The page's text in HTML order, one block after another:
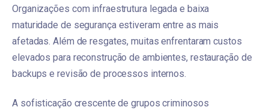
Organizações com infraestrutura legada e baixa
maturidade de segurança estiveram entre as mais
afetadas. Além de resgates, muitas enfrentaram custos
elevados para reconstrução de ambientes, restauração de
backups e revisão de processos internos.
A sofisticação crescente de grupos criminosos